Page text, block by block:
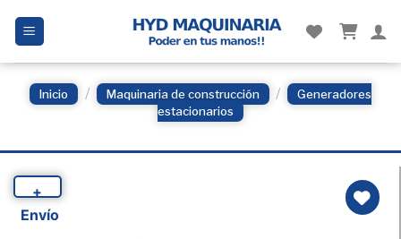
Inicio / Maquinaria de construcción /
Generadores
estacionarios
+
Envío